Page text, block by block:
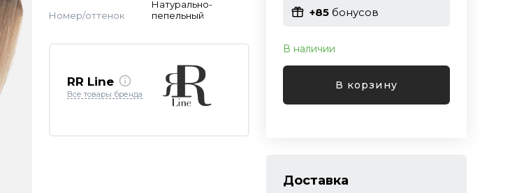
Номер/оттенок
Натурально-
пепельный
RR Line
Все товары бренда
+85бонусов
В наличии
В корзину
Доставка